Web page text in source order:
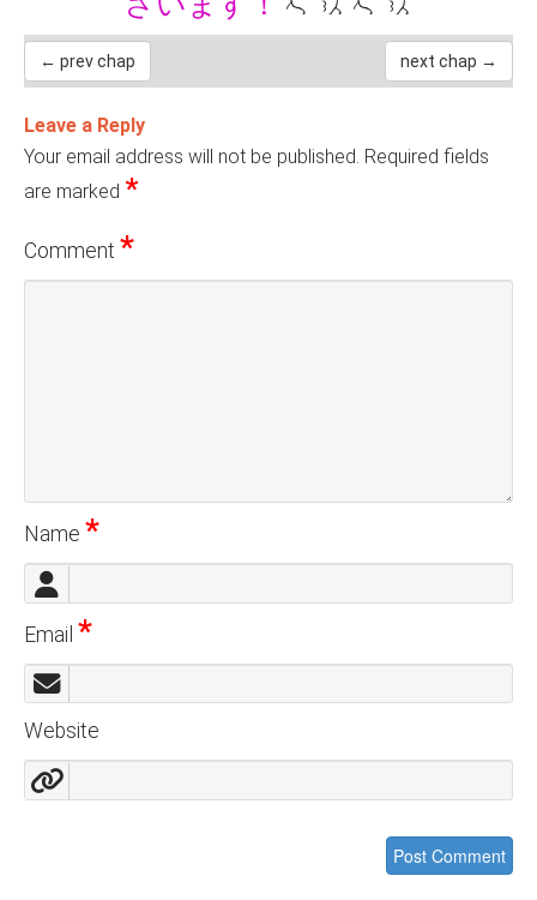
← prev chap next chap →
Leave a Reply
Your email address will not be published. Required fields
are marked *
Comment *
Name *
Email *
Website